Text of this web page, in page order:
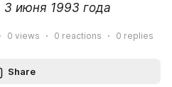
3 июня 1993 года
0 views 0 reactions 0 replies
Share